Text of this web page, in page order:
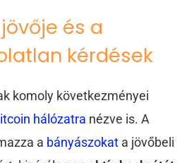
és a
kérdések
komoly következményei
hálózatra nézve is. A
a bányászokat a jövőbeli